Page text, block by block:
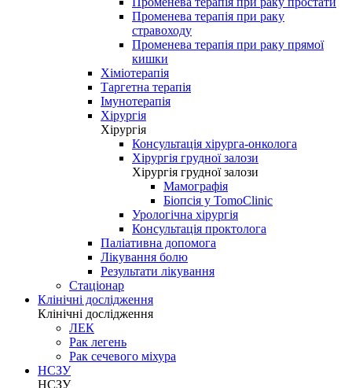
Променева терапія при раку
стравоходу
Променева терапія при раку прямої
кишки
Хіміотерапія
Таргетна терапія
Імунотерапія
Хірургія
Хірургія
Консультація хірурга-онколога
Хірургія грудної залози
Хірургія грудної залози
Мамографія
Біопсія у TomoClinic
Урологічна хірургія
Консультація проктолога
Паліативна допомога
Лікування болю
Результати лікування
Стаціонар
Клінічні дослідження
Клінічні дослідження
ЛЕК
Рак легень
Рак сечевого міхура
НСЗУ
НСЗУ